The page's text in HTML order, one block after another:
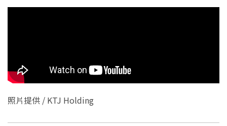
照片提供 / KTJ Holding